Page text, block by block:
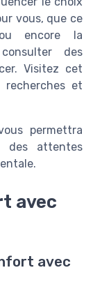
vous, que ce
encore la
des
Visitez cet
recherches et
permettra
des attentes
avec
avec